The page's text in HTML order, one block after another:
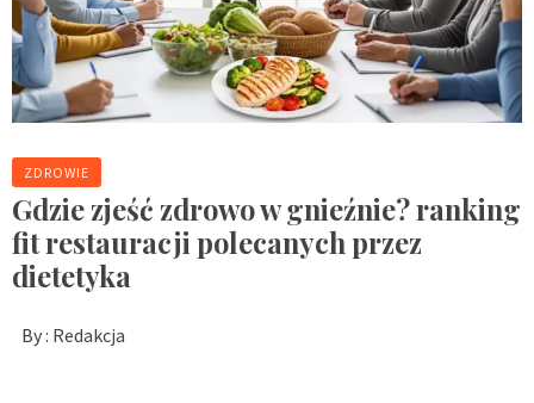
ZDROWIE
Gdzie zjeść zdrowo w gnieźnie? ranking
fit restauracji polecanych przez
dietetyka
By : Redakcja